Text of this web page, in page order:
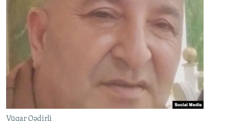
Vüqar Qədirli